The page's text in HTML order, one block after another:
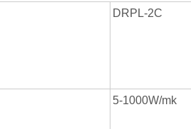
DRPL-2C
5-1000W/mk